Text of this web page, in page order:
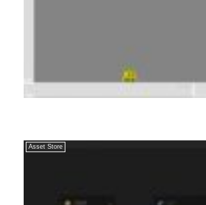
Asset Store